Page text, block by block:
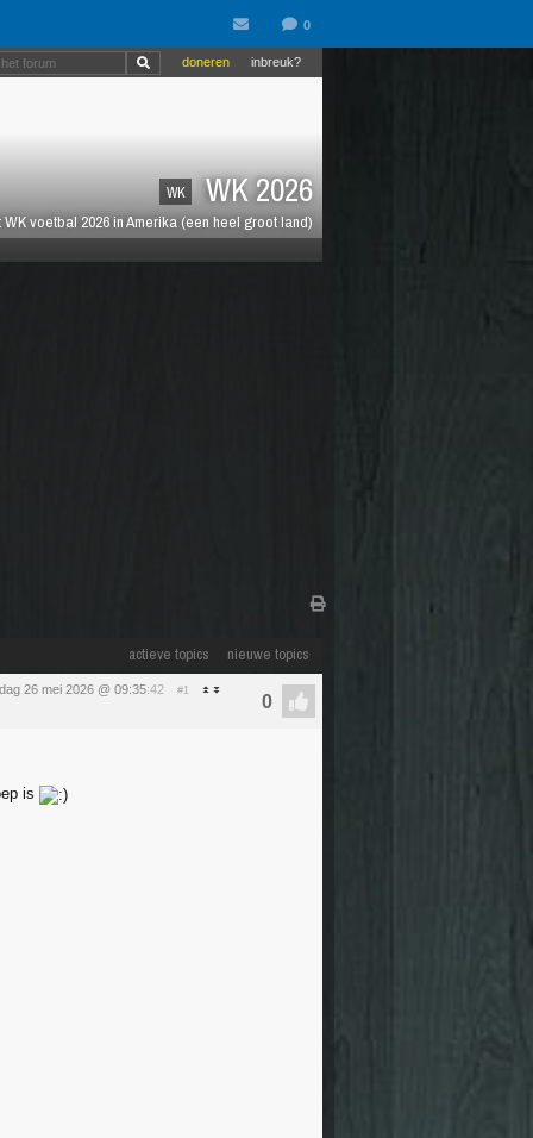
WK WK 2026
voetbal 2026 in Amerika (een heel groot land)
inbreuk?
doneren
actieve topics nieuwe topics
26 mei 2026 @ 09:35:42 #1
is